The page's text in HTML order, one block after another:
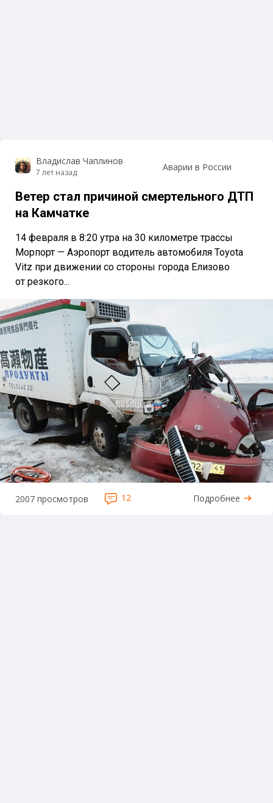
Владислав Чаплинов
7 лет назад Аварии в России
Ветер стал причиной смертельного ДТП
на Камчатке
14 февраля в 8:20 утра на 30 километре трассы
Морпорт — Аэропорт водитель автомобиля Toyota
Vitz при движении со стороны города Елизово
от резкого...
2007 просмотров 12 Подробнее